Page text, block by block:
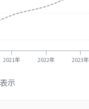
2021年 2022年 2023年
示